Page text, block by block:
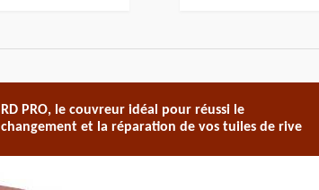
RD PRO, le couvreur idéal pour réussi le
changement et la réparation de vos tuiles de rive